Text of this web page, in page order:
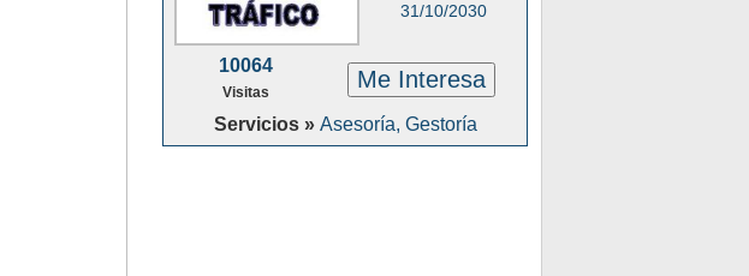
31/10/2030
10064
Visitas Me Interesa
Servicios » Asesoría, Gestoría